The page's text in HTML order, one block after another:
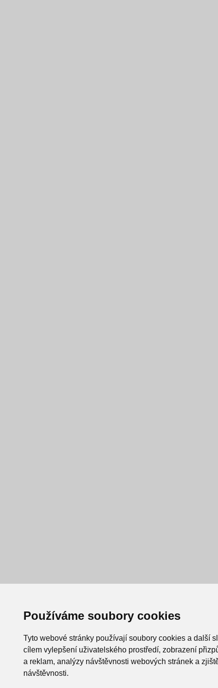
Používáme soubory cookies
Tyto webové stránky používají soubory cookies a další
cílem vylepšení uživatelského prostředí, zobrazení
a reklam, analýzy návštěvnosti webových stránek a
návštěvnosti.